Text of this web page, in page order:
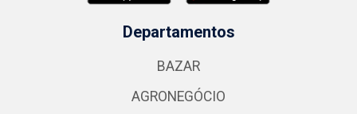
Departamentos
BAZAR
AGRONEGÓCIO